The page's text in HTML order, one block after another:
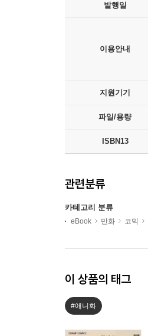
발행일
이용안내
지원기기
파일/용량
ISBN13
관련분류
카테고리 분류
eBook 만화 코믹
이 상품의 태그
#애니화